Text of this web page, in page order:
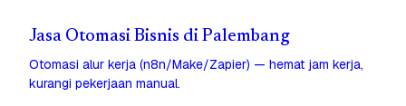
Jasa Otomasi Bisnis di Palembang
Otomasi alur kerja (n8n/Make/Zapier) — hemat jam kerja,
kurangi pekerjaan manual.